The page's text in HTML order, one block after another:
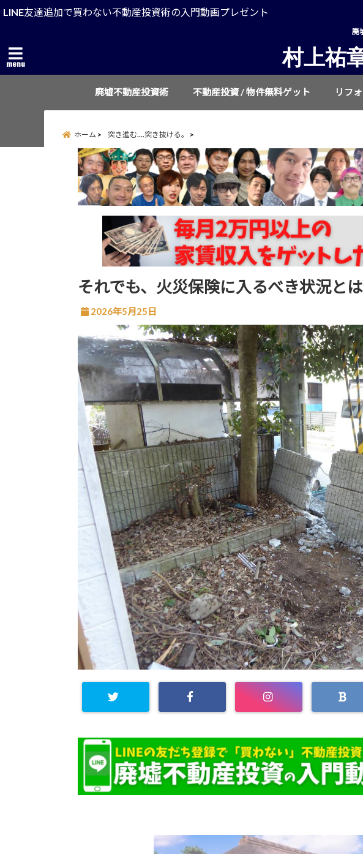
LINE友達追加で買わない不動産投資術の入門動画プレゼント
廃
menu 村上祐
廃墟不動産投資術 不動産投資 / 物件無料ゲット リフ
ホーム 突き進む....突き抜ける。
それでも、火災保険に入るべき状況と
2026年5月25日